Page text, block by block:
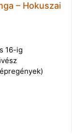
– Hokuszai
16-ig